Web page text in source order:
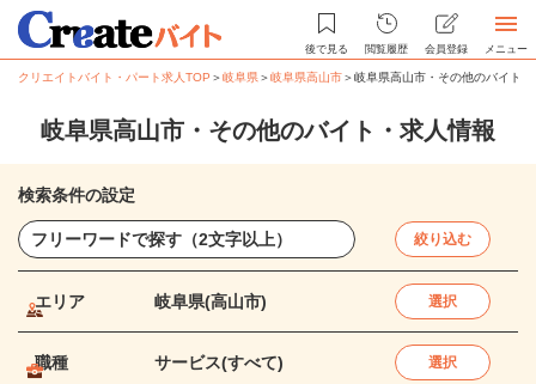
後で見る 閲覧履歴 会員登録 メニュー
クリエイトバイト・パート求人TOP ＞岐阜県＞岐阜県高山市＞岐阜県高山市・その他のバイト
岐阜県高山市・その他のバイト・求人情報
検索条件の設定
絞り込む
エリア 岐阜県(高山市) 選択
職種 サービス(すべて) 選択